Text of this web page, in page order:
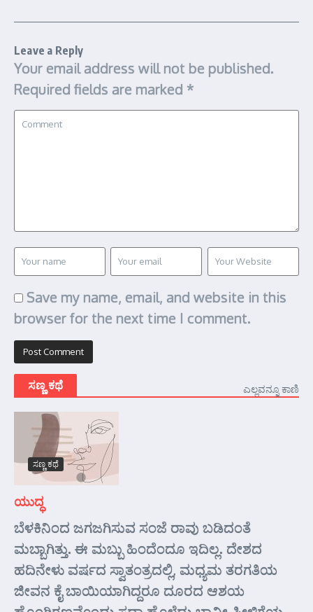
Leave a Reply
Your email address will not be published.
Required fields are marked *
Save my name, email, and website in this
browser for the next time I comment.
ಸಣ್ಣ ಕಥೆ ಎಲ್ಲವನ್ನೂ ಕಾಣಿ
ಸಣ್ಣ ಕಥೆ
ಯುದ್ಧ
ಬೆಳಕಿನಿಂದ ಜಗಜಗಿಸುವ ಸಂಜೆ ರಾವು ಬಡಿದಂತೆ
ಮಬ್ಬಾಗಿತ್ತು. ಈ ಮಬ್ಬು ಹಿಂದೆಂದೂ ಇದಿಲ್ಲ. ದೇಶದ
ಹದಿನೇಳು ವರ್ಷದ ಸ್ವಾತಂತ್ರದಲ್ಲಿ, ಮಧ್ಯಮ ತರಗತಿಯ
ಜೀವನ ಕೈ ಬಾಯಿಯಾಗಿದ್ದರೂ ದೂರದ ಆಶಯ